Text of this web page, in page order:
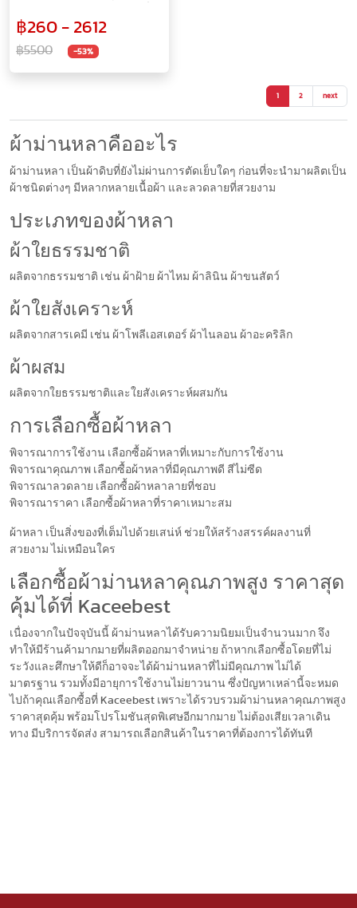
฿260 - 2612
฿5500 -53%
1 2 next
ผ้าม่านหลาคืออะไร
ผ้าม่านหลา เป็นผ้าดิบที่ยังไม่ผ่านการตัดเย็บใดๆ ก่อนที่จะนำมาผลิตเป็น
ผ้าชนิดต่างๆ มีหลากหลายเนื้อผ้า และลวดลายที่สวยงาม
ประเภทของผ้าหลา
ผ้าใยธรรมชาติ
ผลิตจากธรรมชาติ เช่น ผ้าฝ้าย ผ้าไหม ผ้าลินิน ผ้าขนสัตว์
ผ้าใยสังเคราะห์
ผลิตจากสารเคมี เช่น ผ้าโพลีเอสเตอร์ ผ้าไนลอน ผ้าอะคริลิก
ผ้าผสม
ผลิตจากใยธรรมชาติและใยสังเคราะห์ผสมกัน
การเลือกซื้อผ้าหลา
พิจารณาการใช้งาน เลือกซื้อผ้าหลาที่เหมาะกับการใช้งาน
พิจารณาคุณภาพ เลือกซื้อผ้าหลาที่มีคุณภาพดี สีไม่ซีด
พิจารณาลวดลาย เลือกซื้อผ้าหลาลายที่ชอบ
พิจารณาราคา เลือกซื้อผ้าหลาที่ราคาเหมาะสม
ผ้าหลา เป็นสิ่งของที่เต็มไปด้วยเสน่ห์ ช่วยให้สร้างสรรค์ผลงานที่
สวยงาม ไม่เหมือนใคร
เลือกซื้อผ้าม่านหลาคุณภาพสูง ราคาสุด
คุ้มได้ที่ Kaceebest
เนื่องจากในปัจจุบันนี้ ผ้าม่านหลาได้รับความนิยมเป็นจำนวนมาก จึง
ทำให้มีร้านค้ามากมายที่ผลิตออกมาจำหน่าย ถ้าหากเลือกซื้อโดยที่ไม่
ระวังและศึกษาให้ดีก็อาจจะได้ผ้าม่านหลาที่ไม่มีคุณภาพ ไม่ได้
มาตรฐาน รวมทั้งมีอายุการใช้งานไม่ยาวนาน ซึ่งปัญหาเหล่านี้จะหมด
ไปถ้าคุณเลือกซื้อที่ Kaceebest เพราะได้รวบรวมผ้าม่านหลาคุณภาพสูง
ราคาสุดคุ้ม พร้อมโปรโมชันสุดพิเศษอีกมากมาย ไม่ต้องเสียเวลาเดิน
ทาง มีบริการจัดส่ง สามารถเลือกสินค้าในราคาที่ต้องการได้ทันที